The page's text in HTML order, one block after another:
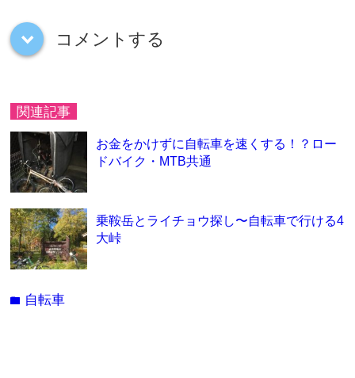
down コメントする
関連記事
お金をかけずに自転車を速くする！？ロー
ドバイク・MTB共通
乗鞍岳とライチョウ探し〜自転車で行ける4
大峠
folder 自転車